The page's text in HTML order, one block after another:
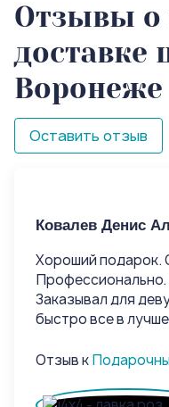
Отзывы о
доставке
Воронеже
Оставить отзыв
Ковалев Денис
Хороший подарок.
Профессионально.
Заказывал для
быстро все в
Отзыв к